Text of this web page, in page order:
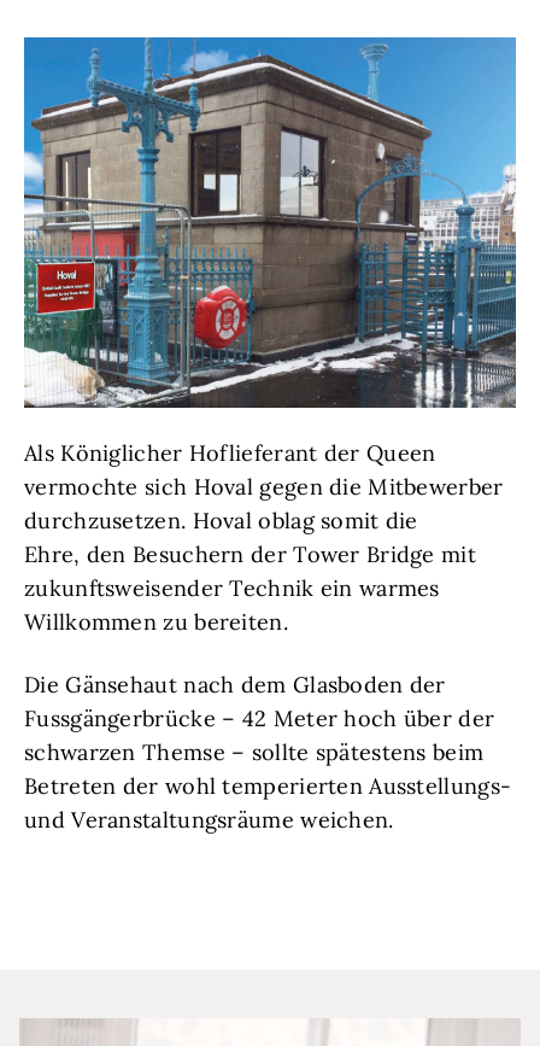
Als Königlicher Hoflieferant der Queen
vermochte sich Hoval gegen die Mitbewerber
durchzusetzen. Hoval oblag somit die
Ehre, den Besuchern der Tower Bridge mit
zukunftsweisender Technik ein warmes
Willkommen zu bereiten.
Die Gänsehaut nach dem Glasboden der
Fussgängerbrücke – 42 Meter hoch über der
schwarzen Themse – sollte spätestens beim
Betreten der wohl temperierten Ausstellungs-
und Veranstaltungsräume weichen.